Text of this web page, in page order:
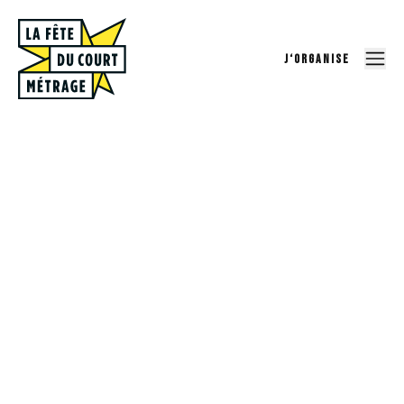
J‘ORGANISE